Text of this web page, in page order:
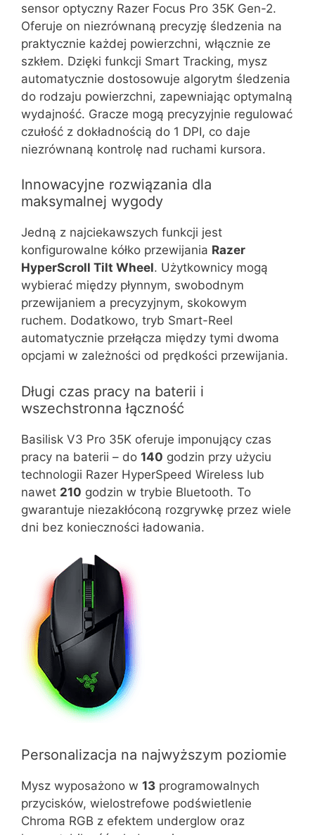
sensor optyczny Razer Focus Pro 35K Gen-2.
Oferuje on niezrównaną precyzję śledzenia na
praktycznie każdej powierzchni, włącznie ze
szkłem. Dzięki funkcji Smart Tracking, mysz
automatycznie dostosowuje algorytm śledzenia
do rodzaju powierzchni, zapewniając optymalną
wydajność. Gracze mogą precyzyjnie regulować
czułość z dokładnością do 1 DPI, co daje
niezrównaną kontrolę nad ruchami kursora.
Innowacyjne rozwiązania dla
maksymalnej wygody
Jedną z najciekawszych funkcji jest
konfigurowalne kółko przewijania Razer
HyperScroll Tilt Wheel. Użytkownicy mogą
wybierać między płynnym, swobodnym
przewijaniem a precyzyjnym, skokowym
ruchem. Dodatkowo, tryb Smart-Reel
automatycznie przełącza między tymi dwoma
opcjami w zależności od prędkości przewijania.
Długi czas pracy na baterii i
wszechstronna łączność
Basilisk V3 Pro 35K oferuje imponujący czas
pracy na baterii – do 140 godzin przy użyciu
technologii Razer HyperSpeed Wireless lub
nawet 210 godzin w trybie Bluetooth. To
gwarantuje niezakłóconą rozgrywkę przez wiele
dni bez konieczności ładowania.
Personalizacja na najwyższym poziomie
Mysz wyposażono w 13 programowalnych
przycisków, wielostrefowe podświetlenie
Chroma RGB z efektem underglow oraz